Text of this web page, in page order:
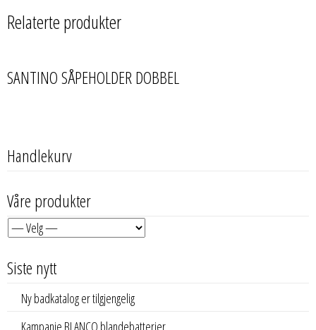
Relaterte produkter
SANTINO SÅPEHOLDER DOBBEL
Handlekurv
Våre produkter
Siste nytt
Ny badkatalog er tilgjengelig